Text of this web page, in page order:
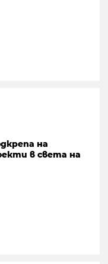
на
в света на